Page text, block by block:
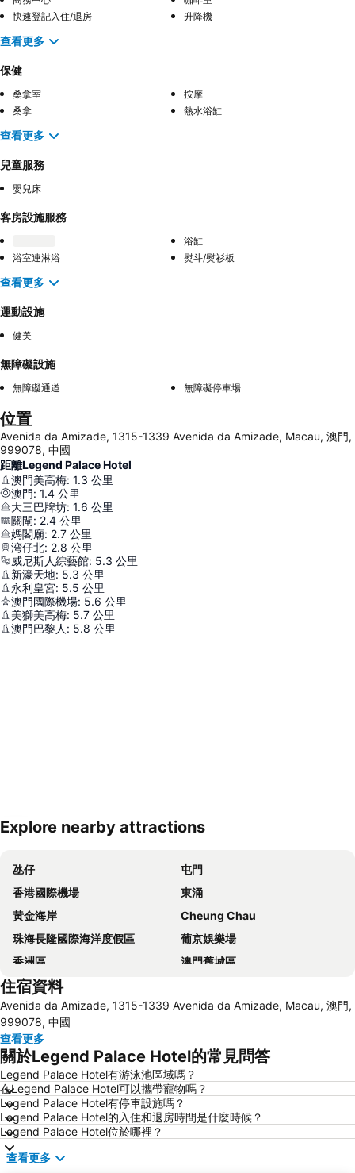
快速登記入住/退房
升降機
查看更多
保健
桑拿室
按摩
桑拿
熱水浴缸
查看更多
兒童服務
嬰兒床
客房設施服務
浴缸
浴室連淋浴
熨斗/熨衫板
查看更多
運動設施
健美
無障礙設施
無障礙通道 無障礙停車場
位置
Avenida da Amizade, 1315-1339 Avenida da Amizade, Macau, 澳門,
999078, 中國
距離Legend Palace Hotel
澳門美高梅: 1.3 公里
澳門: 1.4 公里
大三巴牌坊: 1.6 公里
關閘: 2.4 公里
媽閣廟: 2.7 公里
湾仔北: 2.8 公里
威尼斯人綜藝館: 5.3 公里
新濠天地: 5.3 公里
永利皇宮: 5.5 公里
澳門國際機場: 5.6 公里
美獅美高梅: 5.7 公里
澳門巴黎人 : 5.8 公里
展開地圖
Explore nearby attractions
氹仔
屯門
香港國際機場
東涌
黃金海岸
Cheung Chau
珠海長隆國際海洋度假區
葡京娛樂場
香洲區
澳門舊城區
珠海拱北汽車客運站
大三巴牌坊
澳門漁人碼頭
香港屯門
珠海灣仔碼頭
新馬路
Gongkoubeian
澳門外港客運碼頭
澳門格蘭披治大賽車
澳門旅遊塔
斗門區
珠海金灣機場
金灣區
住宿資料
Avenida da Amizade, 1315-1339 Avenida da Amizade, Macau, 澳門,
999078, 中國
查看更多
關於Legend Palace Hotel的常見問答
Legend Palace Hotel有游泳池區域嗎？
在Legend Palace Hotel可以攜帶寵物嗎？
Legend Palace Hotel有停車設施嗎？
Legend Palace Hotel的入住和退房時間是什麼時候？
Legend Palace Hotel位於哪裡？
查看更多